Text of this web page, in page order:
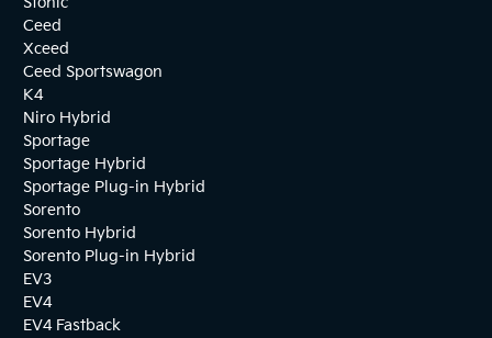
Ceed
Xceed
Ceed Sportswagon
K4
Niro Hybrid
Sportage
Sportage Hybrid
Sportage Plug-in Hybrid
Sorento
Sorento Hybrid
Sorento Plug-in Hybrid
EV3
EV4
EV4 Fastback